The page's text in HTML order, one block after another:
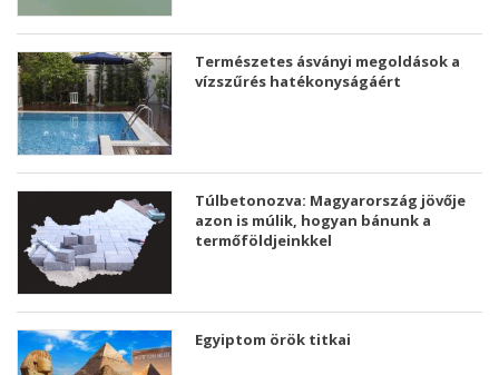
Természetes ásványi megoldások a
vízszűrés hatékonyságáért
Túlbetonozva: Magyarország jövője
azon is múlik, hogyan bánunk a
termőföldjeinkkel
Egyiptom örök titkai